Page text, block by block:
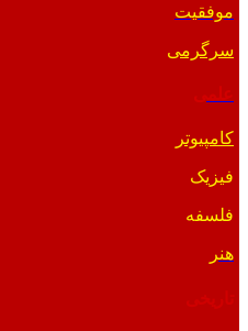
موفقیت
سرگرمی
کامپیوتر
فیزیک
فلسفه
هنر